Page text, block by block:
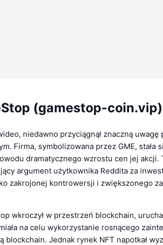
(gamestop-coin.vip)
niedawno przyciągnął znaczną uwagę
Firma, symbolizowana przez GME, stała
dramatycznego wzrostu cen jej akcji.
argument użytkownika Reddita za
zakrojonej kontrowersji i zwiększonego
wkroczył w przestrzeń blockchain,
na celu wykorzystanie rosnącego
Jednak rynek NFT napotkał